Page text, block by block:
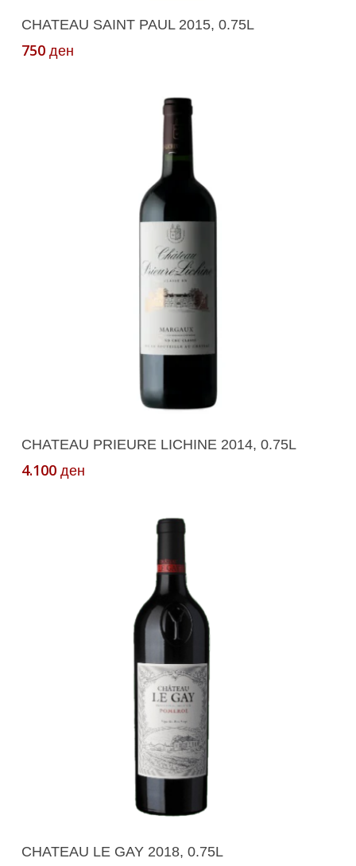
Додади Во Кошничка
CHATEAU SAINT PAUL 2015, 0.75L
750 ден
Додади Во Кошничка
CHATEAU PRIEURE LICHINE 2014, 0.75L
4.100 ден
Додади Во Кошничка
CHATEAU LE GAY 2018, 0.75L